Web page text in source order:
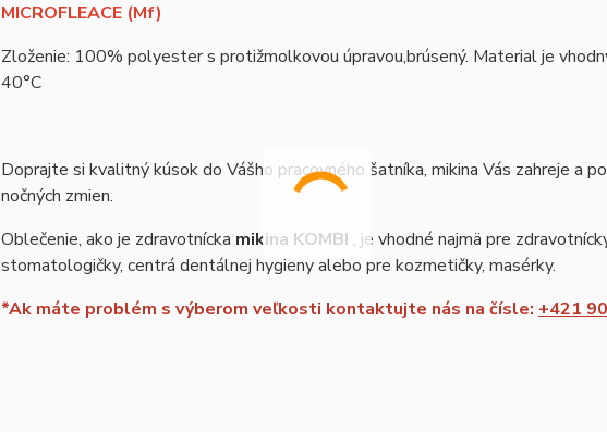
MICROFLEACE (Mf)
Zloženie: 100% polyester s protižmolkovou úpravou,brúsený. Material je
40°C
Doprajte si kvalitný kúsok do Vášho pracovného šatníka, mikina Vás zahreje a
nočných zmien.
Oblečenie, ako je zdravotnícka mikina KOMBI , je vhodné najmä pre
stomatologičky, centrá dentálnej hygieny alebo pre kozmetičky, masérky.
*Ak máte problém s výberom veľkosti kontaktujte nás na čísle: +421